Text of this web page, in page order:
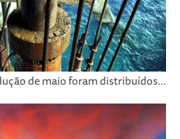
de maio foram distribuídos...